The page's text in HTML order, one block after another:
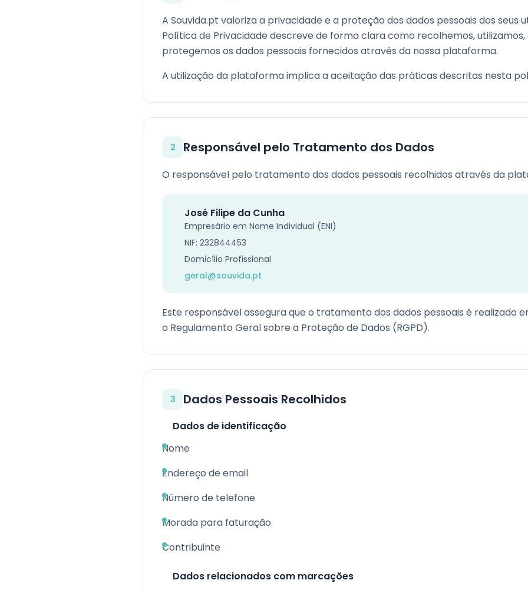
A Souvida.pt valoriza a privacidade e a proteção dos dados pessoais dos seus
Política de Privacidade descreve de forma clara como recolhemos,
protegemos os dados pessoais fornecidos através da nossa plataforma.
A utilização da plataforma implica a aceitação das práticas descritas nesta
2 Responsável pelo Tratamento dos Dados
O responsável pelo tratamento dos dados pessoais recolhidos através da
José Filipe da Cunha
Empresário em Nome Individual (ENI)
NIF: 232844453
Domicílio Profissional
geral@souvida.pt
Este responsável assegura que o tratamento dos dados pessoais é realizado
o Regulamento Geral sobre a Proteção de Dados (RGPD).
3 Dados Pessoais Recolhidos
Dados de identificação
Nome
Endereço de email
Número de telefone
Morada para faturação
Contribuinte
Dados relacionados com marcações